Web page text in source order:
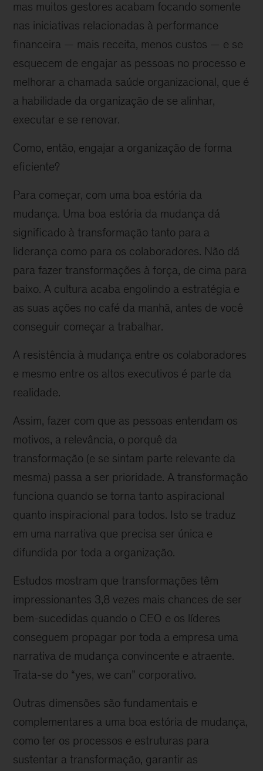
mas muitos gestores acabam focando somente
nas iniciativas relacionadas à performance
financeira — mais receita, menos custos — e se
esquecem de engajar as pessoas no processo e
melhorar a chamada saúde organizacional, que é
a habilidade da organização de se alinhar,
executar e se renovar.
Como, então, engajar a organização de forma
eficiente?
Para começar, com uma boa estória da
mudança. Uma boa estória da mudança dá
significado à transformação tanto para a
liderança como para os colaboradores. Não dá
para fazer transformações à força, de cima para
baixo. A cultura acaba engolindo a estratégia e
as suas ações no café da manhã, antes de você
conseguir começar a trabalhar.
A resistência à mudança entre os colaboradores
e mesmo entre os altos executivos é parte da
realidade.
Assim, fazer com que as pessoas entendam os
motivos, a relevância, o porquê da
transformação (e se sintam parte relevante da
mesma) passa a ser prioridade. A transformação
funciona quando se torna tanto aspiracional
quanto inspiracional para todos. Isto se traduz
em uma narrativa que precisa ser única e
difundida por toda a organização.
Estudos mostram que transformações têm
impressionantes 3,8 vezes mais chances de ser
bem-sucedidas quando o CEO e os líderes
conseguem propagar por toda a empresa uma
narrativa de mudança convincente e atraente.
Trata-se do “yes, we can” corporativo.
Outras dimensões são fundamentais e
complementares a uma boa estória de mudança,
como ter os processos e estruturas para
sustentar a transformação, garantir as